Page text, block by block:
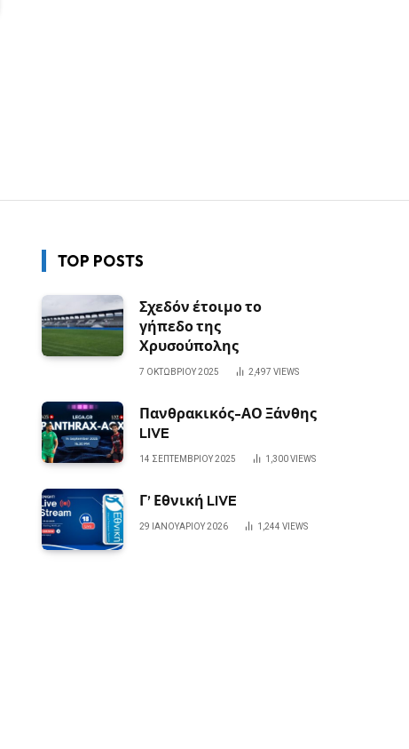
TOP POSTS
Σχεδόν έτοιμο το
γήπεδο της
Χρυσούπολης
7 ΟΚΤΩΒΡΊΟΥ 2025 2,497 VIEWS
Πανθρακικός-ΑΟ Ξάνθης
LIVE
14 ΣΕΠΤΕΜΒΡΊΟΥ 2025 1,300VIEWS
Γ’ Εθνική LIVE
29 ΙΑΝΟΥΑΡΊΟΥ 2026 1,244 VIEWS